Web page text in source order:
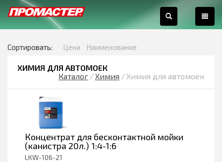
Сортировать: Цена Наименование
ХИМИЯ ДЛЯ АВТОМОЕК
Каталог /Химия /Химия для автомоек
Концентрат для бесконтактной мойки
(канистра 20л.) 1:4-1:6
LKW-106-21